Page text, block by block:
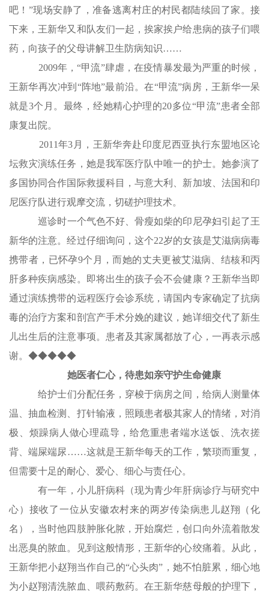
吧！”现场安静了，准备逃离村庄的村民都陆续回了家。接
下来，王新华又和队友们一起，挨家挨户给患病的孩子们喂
药，向孩子的父母讲解卫生防病知识……
2009年，“甲流”肆虐，在疫情暴发最为严重的时候，
王新华再次冲到“阵地”最前沿。在“甲流”病房，王新华一呆
就是3个月。最终，经她精心护理的20多位“甲流”患者全部
康复出院。
2011年3月，王新华奔赴印度尼西亚执行东盟地区论
坛救灾演练任务，她是我军医疗队中唯一的护士。她参演了
多国协同合作国际救援科目，与意大利、新加坡、法国和印
尼医疗队进行观摩交流，切磋护理技术。
巡诊时一个气色不好、骨瘦如柴的印尼孕妇引起了王
新华的注意。经过仔细询问，这个22岁的女孩是艾滋病病毒
携带者，已怀孕9个月，而她的丈夫更被艾滋病、结核和丙
肝多种疾病感染。即将出生的孩子会不会健康？王新华当即
通过演练携带的远程医疗会诊系统，请国内专家确定了抗病
毒的治疗方案和剖宫产手术分娩的建议，她详细交代了新生
儿出生后的注意事项。患者及其家属都放了心，一再表示感
谢。◆◆◆◆◆
她医者仁心，待患如亲守护生命健康
给护士们分配任务，穿梭于病房之间，给病人测量体
温、抽血检测、打针输液，照顾患者极其家人的情绪，对消
极、烦躁病人做心理疏导，给危重患者端水送饭、洗衣搓
背、端屎端尿……这就是王新华每天的工作，繁琐而重复，
但需要十足的耐心、爱心、细心与责任心。
有一年，小儿肝病科（现为青少年肝病诊疗与研究中
心）接收了一位从安徽农村来的两岁传染病患儿赵翔（化
名），当时他四肢肿胀化脓，开始腐烂，创口向外流着散发
出恶臭的脓血。见到这般情形，王新华的心绞痛着。从此，
王新华把小赵翔当作自己的“心头肉”，她不怕脏累，细心地
为小赵翔清洗脓血、喂药敷药。在王新华慈母般的护理下，